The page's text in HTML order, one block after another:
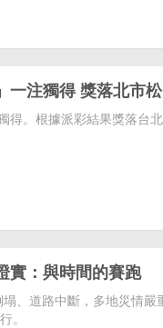
一注獨得 獎落北市
得。根據派彩結果獎落台
實：與時間的賽跑
、道路中斷，多地災情
。